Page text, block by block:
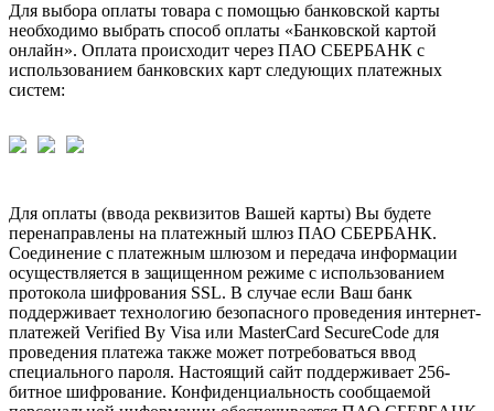
Для выбора оплаты товара с помощью банковской карты
необходимо выбрать способ оплаты «Банковской картой
онлайн». Оплата происходит через ПАО СБЕРБАНК с
использованием банковских карт следующих платежных
систем:
Для оплаты (ввода реквизитов Вашей карты) Вы будете
перенаправлены на платежный шлюз ПАО СБЕРБАНК.
Соединение с платежным шлюзом и передача информации
осуществляется в защищенном режиме с использованием
протокола шифрования SSL. В случае если Ваш банк
поддерживает технологию безопасного проведения интернет-
платежей Verified By Visa или MasterCard SecureCode для
проведения платежа также может потребоваться ввод
специального пароля. Настоящий сайт поддерживает 256-
битное шифрование. Конфиденциальность сообщаемой